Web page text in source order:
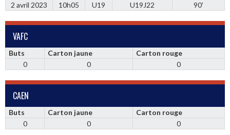
2 avril 2023
10h05 U19 U19J22 90'
VAFC
Buts Carton jaune
Carton rouge
0
0 0
CAEN
Buts Carton jaune
Carton rouge
0
0 0